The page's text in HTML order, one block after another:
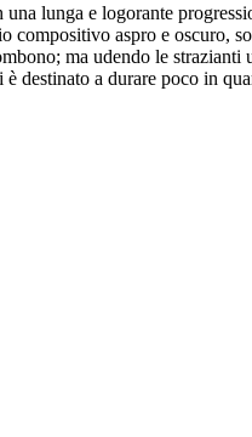
lunga e logorante
aspro e oscuro,
ma udendo le
destinato a durare poco in